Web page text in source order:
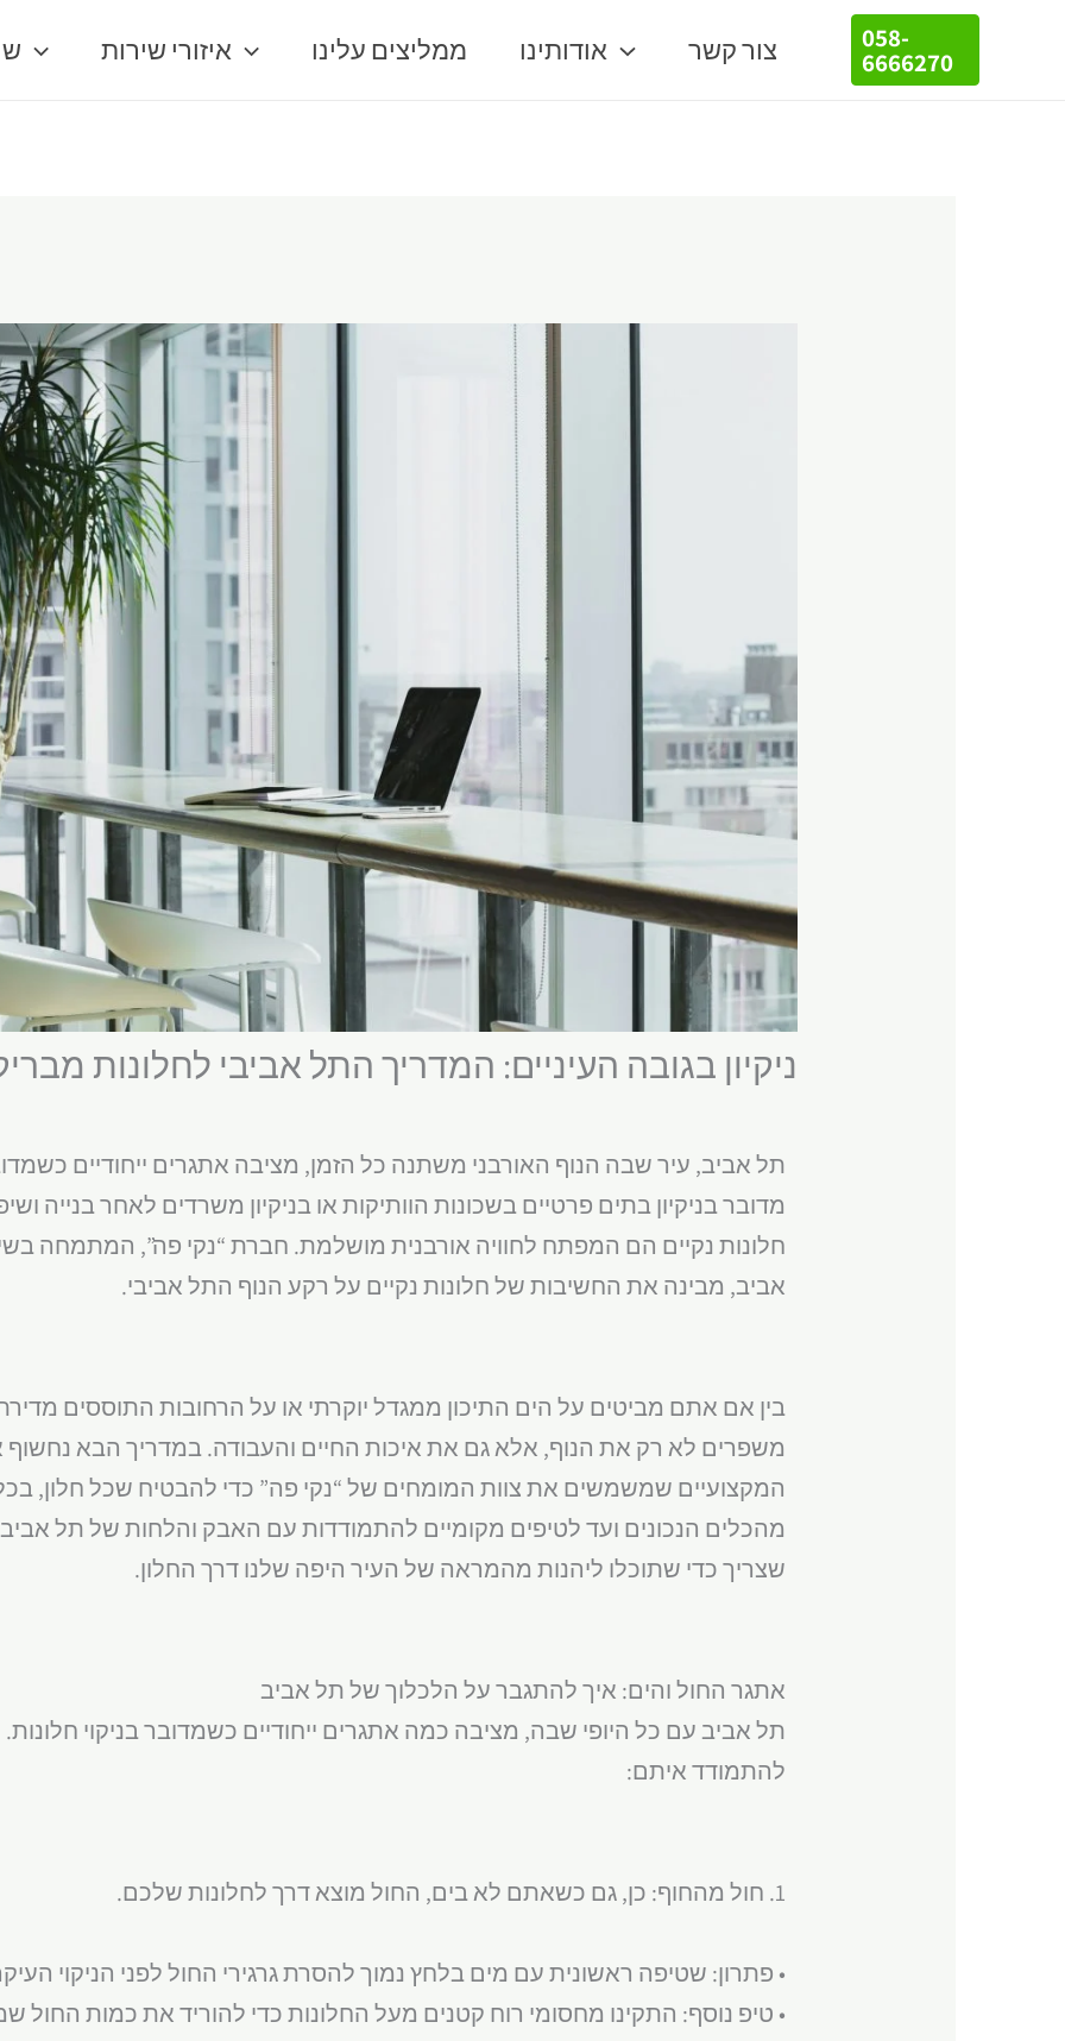
איזורי שירות ממליצים עלינו אודותינו צור קשר 058-
6666270
ניקיון בגובה העיניים: המדריך התל אביבי לחלונות
תל אביב, עיר שבה הנוף האורבני משתנה כל הזמן, מציבה אתגרים ייחודיים
מדובר בניקיון בתים פרטיים בשכונות הוותיקות או בניקיון משרדים לאחר בנייה
חלונות נקיים הם המפתח לחוויה אורבנית מושלמת. חברת “נקי פה”, המתמחה
אביב, מבינה את החשיבות של חלונות נקיים על רקע הנוף התל אביבי.
בין אם אתם מביטים על הים התיכון ממגדל יוקרתי או על הרחובות התוססים מדירת
משפרים לא רק את הנוף, אלא גם את איכות החיים והעבודה. במדריך הבא נחשוף
המקצועיים שמשמשים את צוות המומחים של “נקי פה” כדי להבטיח שכל חלון, בכל
מהכלים הנכונים ועד לטיפים מקומיים להתמודדות עם האבק והלחות של תל
שצריך כדי שתוכלו ליהנות מהמראה של העיר היפה שלנו דרך החלון.
אתגר החול והים: איך להתגבר על הלכלוך של תל אביב
תל אביב עם כל היופי שבה, מציבה כמה אתגרים ייחודיים כשמדובר בניקוי
להתמודד איתם:
1. חול מהחוף: כן, גם כשאתם לא בים, החול מוצא דרך לחלונות שלכם.
• פתרון: שטיפה ראשונית עם מים בלחץ נמוך להסרת גרגירי החול לפני הניקוי
• טיפ נוסף: התקינו מחסומי רוח קטנים מעל החלונות כדי להוריד את כמות החול